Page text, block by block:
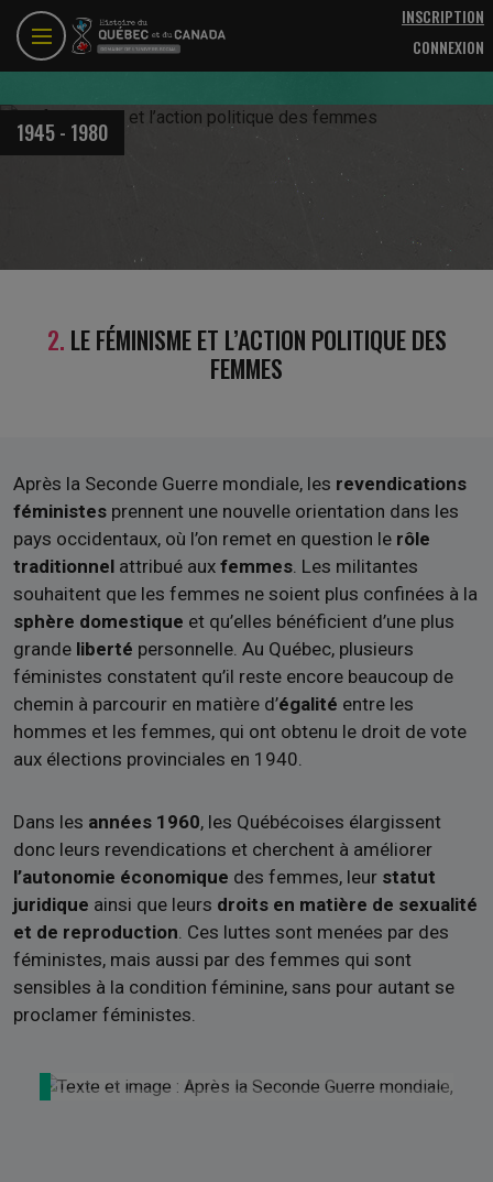
Aller au contenu principal
INSCRIPTION
CONNEXION
1945 - 1980
2. LE FÉMINISME ET L’ACTION POLITIQUE DES
FEMMES
Après la Seconde Guerre mondiale, les revendications
féministes prennent une nouvelle orientation dans les
pays occidentaux, où l’on remet en question le rôle
traditionnel attribué aux femmes. Les militantes
souhaitent que les femmes ne soient plus confinées à la
sphère domestique et qu’elles bénéficient d’une plus
grande liberté personnelle. Au Québec, plusieurs
féministes constatent qu’il reste encore beaucoup de
chemin à parcourir en matière d’égalité entre les
hommes et les femmes, qui ont obtenu le droit de vote
aux élections provinciales en 1940.
Dans les années 1960, les Québécoises élargissent
donc leurs revendications et cherchent à améliorer
l’autonomie économique des femmes, leur statut
juridique ainsi que leurs droits en matière de sexualité
et de reproduction. Ces luttes sont menées par des
féministes, mais aussi par des femmes qui sont
sensibles à la condition féminine, sans pour autant se
proclamer féministes.